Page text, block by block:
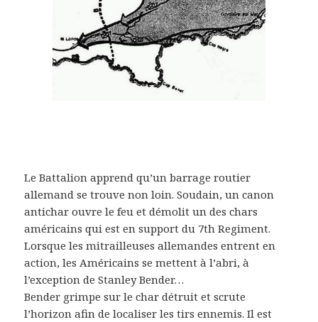
Le Battalion apprend qu’un barrage routier
allemand se trouve non loin. Soudain, un canon
antichar ouvre le feu et démolit un des chars
américains qui est en support du 7th Regiment.
Lorsque les mitrailleuses allemandes entrent en
action, les Américains se mettent à l’abri, à
l’exception de Stanley Bender…
Bender grimpe sur le char détruit et scrute
l’horizon afin de localiser les tirs ennemis. Il est